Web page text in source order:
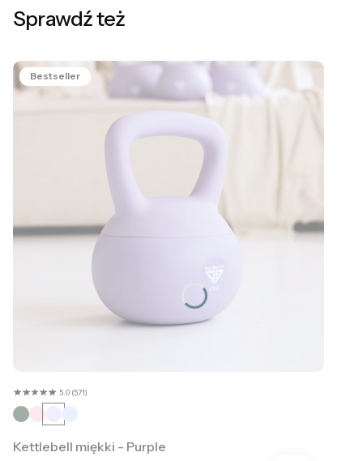
Sprawdź też
Bestseller
5.0 (571)
Kettlebell miękki - Purple